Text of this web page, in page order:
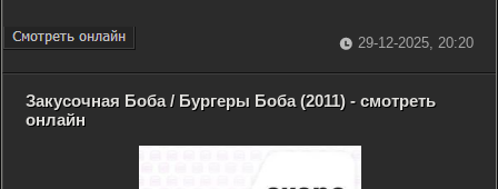
29-12-2025, 20:20
Закусочная Боба / Бургеры Боба (2011) - смотреть
онлайн